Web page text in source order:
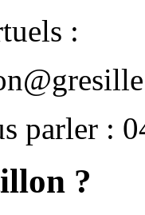
:
parler :
?